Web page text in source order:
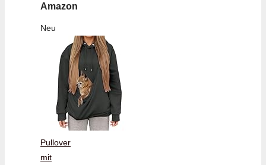
Amazon
Neu
Pullover
mit